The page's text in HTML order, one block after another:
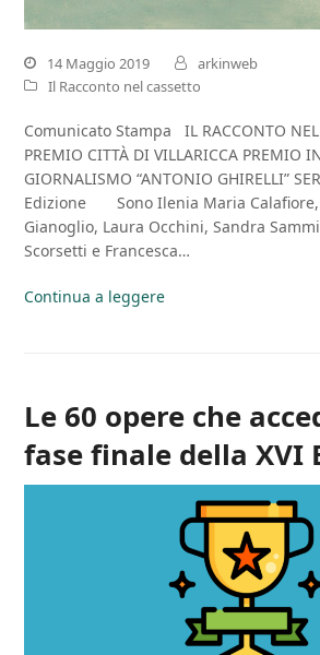
14 Maggio 2019
arkinweb
Il Racconto nel cassetto
Comunicato Stampa IL RACCONTO NEL
PREMIO CITTÀ DI VILLARICCA PREMIO
GIORNALISMO “ANTONIO GHIRELLI”
Edizione Sono Ilenia Maria Calafiore,
Gianoglio, Laura Occhini, Sandra
Scorsetti e Francesca…
Continua a leggere
Le 60 opere che
fase finale della XVI